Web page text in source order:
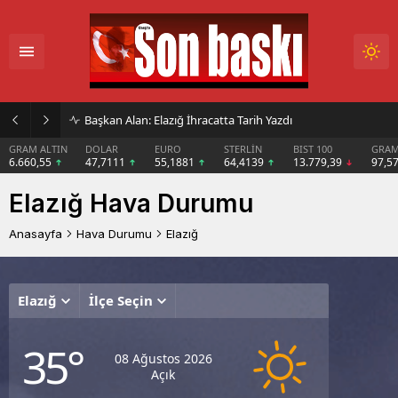
Başkan Alan: Elazığ İhracatta Tarih Yazdı
GRAM ALTIN
6.660,55
DOLAR
47,7111
EURO
55,1881
STERLİN
64,4139
BIST 100
13.779,39
Elazığ Hava Durumu
Anasayfa Hava Durumu Elazığ
Elazığ İlçe Seçin
35°
08 Ağustos 2026
Açık